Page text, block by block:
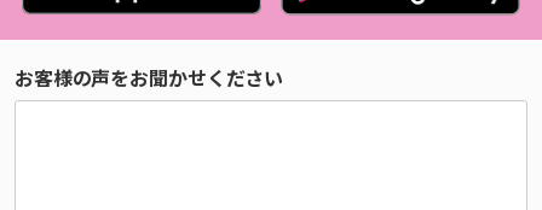
お客様の声をお聞かせください